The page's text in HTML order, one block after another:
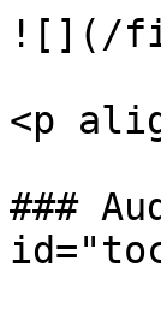
![](/
<p
###